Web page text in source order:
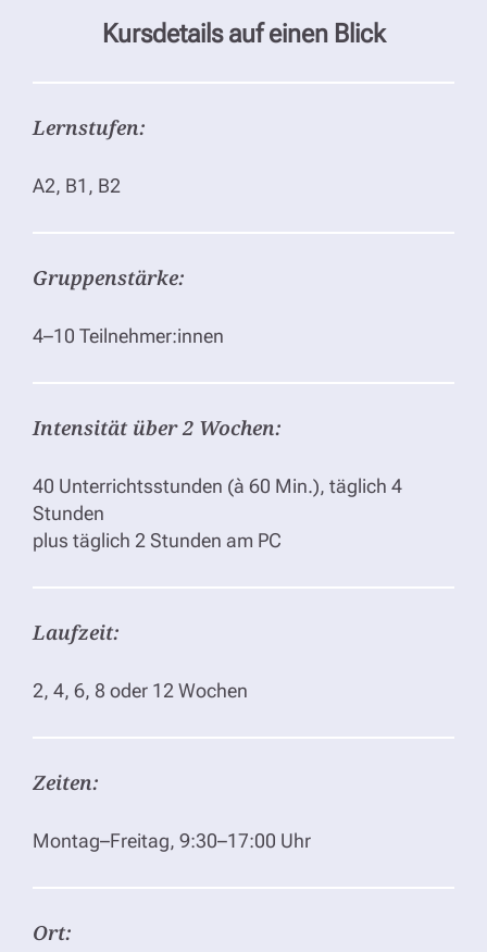
Kursdetails auf einen Blick
Lernstufen:
A2, B1, B2
Gruppenstärke:
4–10 Teilnehmer:innen
Intensität über 2 Wochen:
40 Unterrichtsstunden (à 60 Min.), täglich 4
Stunden
plus täglich 2 Stunden am PC
Laufzeit:
2, 4, 6, 8 oder 12 Wochen
Zeiten:
Montag–Freitag, 9:30–17:00 Uhr
Ort: